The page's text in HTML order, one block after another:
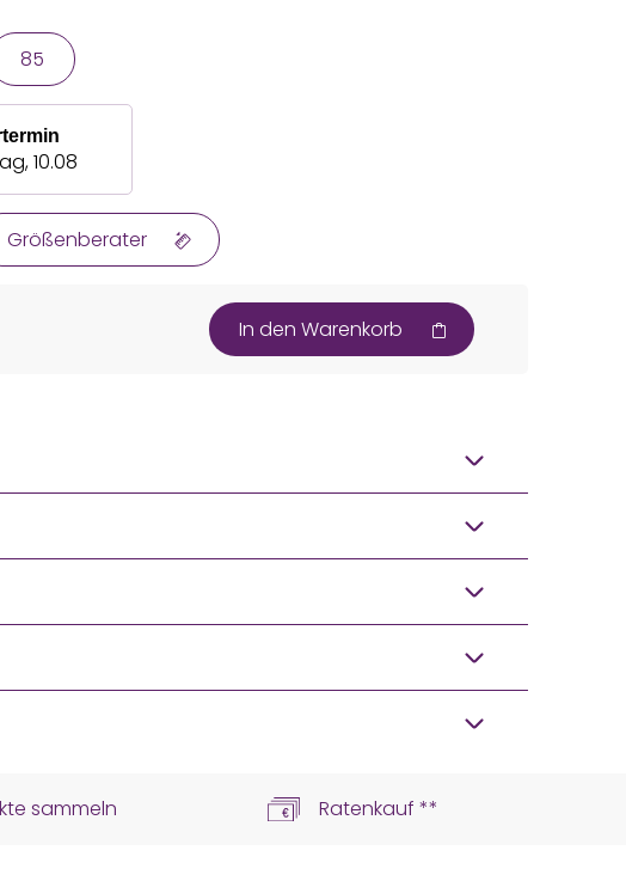
85
10.08
Größenberater
In den Warenkorb
sammeln Ratenkauf **